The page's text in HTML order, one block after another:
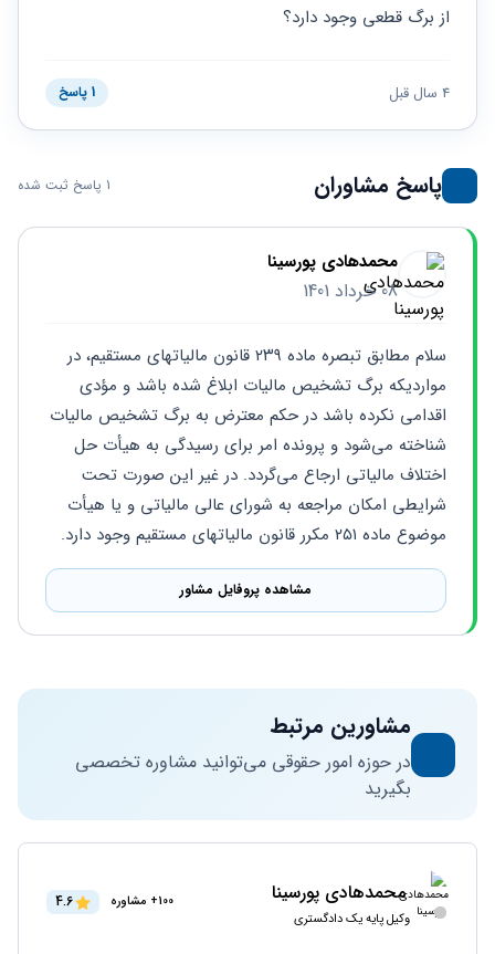
برنامه نویسی
طلاق
خانواده
حقوقی
کسب
سئو و
سایت
ثبت
از برگ قطعی وجود دارد؟
4 سال قبل 1 پاسخ
پاسخ مشاوران 1 پاسخ ثبت شده
محمدهادی پورسینا
08 خرداد 1401
موضوع ماده ۲۵۱ مکرر قانون مالیاتهای مستقیم وجود دارد.
مشاهده پروفایل مشاور
مشاورین مرتبط
در حوزه امور حقوقی می‌توانید مشاوره تخصصی
بگیرید
محمدهادی پورسینا
وکیل پایه یک دادگستری
100+ مشاوره 4.6